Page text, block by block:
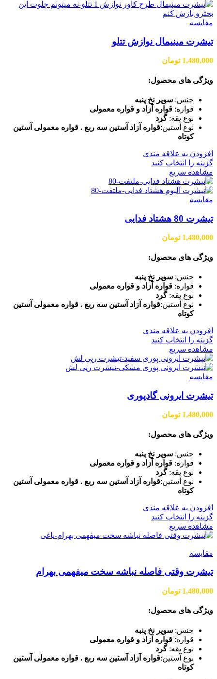
مقایسه
تیشرت مینیمال نوازش تتلو
1,480,000 تومان
ویژگی های محصول:
جنس: سوپر نخ پنبه
قواره: قواره آزاد و قواره معمولی
نوع یقه:گرد
نوع آستین:قواره آزاد آستین سه ربع . قواره معمولی آستین
کوتاه
افزودن به علاقه مندی
گزینه را انتخاب کنید
مشاهده سریع
مقایسه
تیشرت 80 هشتاد فدایی
1,480,000 تومان
ویژگی های محصول:
جنس: سوپر نخ پنبه
قواره: قواره آزاد و قواره معمولی
نوع یقه:گرد
نوع آستین:قواره آزاد آستین سه ربع . قواره معمولی آستین
کوتاه
افزودن به علاقه مندی
گزینه را انتخاب کنید
مشاهده سریع
مقایسه
تیشرت ایرونی گادپوری
1,480,000 تومان
ویژگی های محصول:
جنس: سوپر نخ پنبه
قواره: قواره آزاد و قواره معمولی
نوع یقه:گرد
نوع آستین:قواره آزاد آستین سه ربع . قواره معمولی آستین
کوتاه
افزودن به علاقه مندی
گزینه را انتخاب کنید
مشاهده سریع
مقایسه
تیشرت وقتی فاصله نباشه سخت میفهمی بهرام
1,480,000 تومان
ویژگی های محصول:
جنس: سوپر نخ پنبه
قواره: قواره آزاد و قواره معمولی
نوع یقه:گرد
نوع آستین:قواره آزاد آستین سه ربع . قواره معمولی آستین
کوتاه